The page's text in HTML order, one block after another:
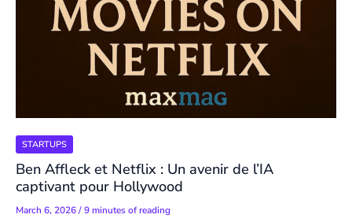
STARTUPS
Ben Affleck et Netflix : Un avenir de l’IA
captivant pour Hollywood
March 6, 2026/9 minutes of reading